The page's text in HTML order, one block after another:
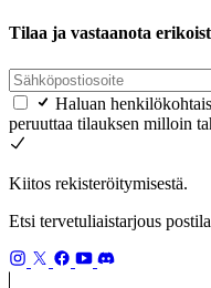
Tilaa ja vastaanota
Haluan
peruuttaa tilauksen milloin
Kiitos rekisteröitymisestä.
Etsi tervetuliaistarjous